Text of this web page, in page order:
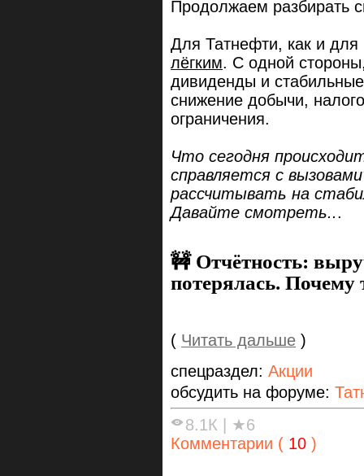
Продолжаем разбирать
Для Татнефти, как и для
лёгким. С одной
дивиденды и
снижение добычи,
ограничения.
Что сегодня
справляется с
рассчитывать на
Давайте смотреть...
🚧 Отчётность:
потерялась. Почему
( Читать дальше )
спецраздел: Акции
обсудить на форуме:
8.1К | ★6
Комментарии ( 10 )